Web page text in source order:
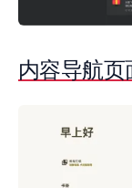
内容导航页